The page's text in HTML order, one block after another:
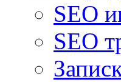
SEO
SEO